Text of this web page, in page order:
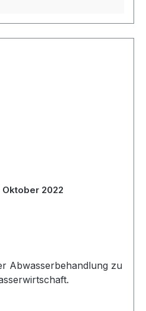
DWA-M 230-2 - Treibhausgasemissionen bei der Abwasserbehandlung - Teil 2: Motivation und Vorgehen zur Erstellung von CO2e-Bilanzen - Oktober 2022
Abwasserbehandlung zu